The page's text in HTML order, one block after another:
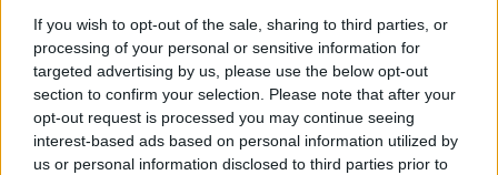
If you wish to opt-out of the sale, sharing to third parties, or
processing of your personal or sensitive information for
targeted advertising by us, please use the below opt-out
section to confirm your selection. Please note that after your
opt-out request is processed you may continue seeing
interest-based ads based on personal information utilized by
us or personal information disclosed to third parties prior to
"In questa giornata speciale desidero rivolgere, a nome mio e
dell’Amministrazione Comunale di Portoferraio, un augurio sincero
a tutte le mamme.
Alle mamme che ogni giorno donano amore, forza, pazienza e
coraggio.